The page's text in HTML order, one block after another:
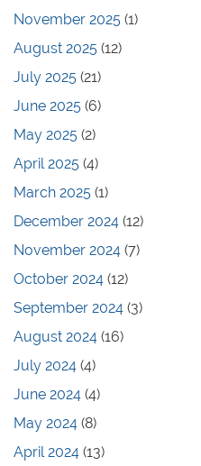
November 2025 (1)
August 2025 (12)
July 2025 (21)
June 2025 (6)
May 2025 (2)
April 2025 (4)
March 2025 (1)
December 2024 (12)
November 2024 (7)
October 2024 (12)
September 2024 (3)
August 2024 (16)
July 2024 (4)
June 2024 (4)
May 2024 (8)
April 2024 (13)